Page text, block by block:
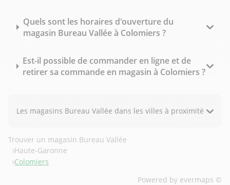
Quels sont les horaires d'ouverture du
magasin Bureau Vallée à Colomiers ?
Est-il possible de commander en ligne et de
retirer sa commande en magasin à Colomiers ?
Les magasins Bureau Vallée dans les villes à proximité
Trouver un magasin Bureau Vallée
Haute-Garonne
Colomiers
Powered by evermaps ©